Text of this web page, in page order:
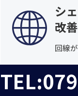
シ
改
回線